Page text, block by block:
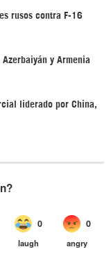
rusos contra F-16
y Armenia
liderado por China,